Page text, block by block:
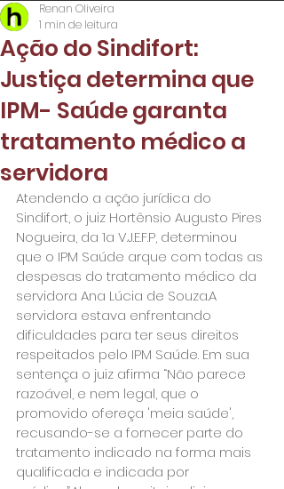
Ação do Sindifort:
Justiça determina que
IPM- Saúde garanta
tratamento médico a
servidora
Renan Oliveira
1 min de leitura
Atendendo a ação jurídica do
Sindifort, o juiz Hortênsio Augusto Pires
Nogueira, da 1a V.J.E.F.P, determinou
que o IPM Saúde arque com todas as
despesas do tratamento médico da
servidora Ana Lúcia de Souza.A
servidora estava enfrentando
dificuldades para ter seus direitos
respeitados pelo IPM Saúde. Em sua
sentença o juiz afirma “Não parece
razoável, e nem legal, que o
promovido ofereça 'meia saúde',
recusando-se a fornecer parte do
tratamento indicado na forma mais
qualificada e indicada por